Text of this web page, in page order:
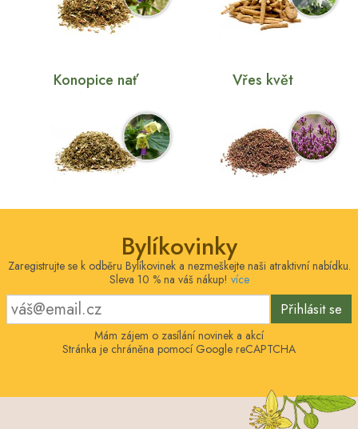
Konopice nať Vřes květ
Bylíkovinky
Zaregistrujte se k odběru Bylíkovinek a nezmeškejte naši atraktivní nabídku.
Sleva 10 % na váš nákup! více
Přihlásit se
Mám zájem o zasílání novinek a akcí
Stránka je chráněna pomocí Google reCAPTCHA